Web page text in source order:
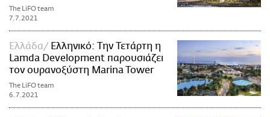
The LiFO team
7.7.2021
Ελλάδα
Ελληνικό: Την Τετάρτη η
Lamda Development παρουσιάζει
τον ουρανοξύστη Marina Tower
The LiFO team
6.7.2021